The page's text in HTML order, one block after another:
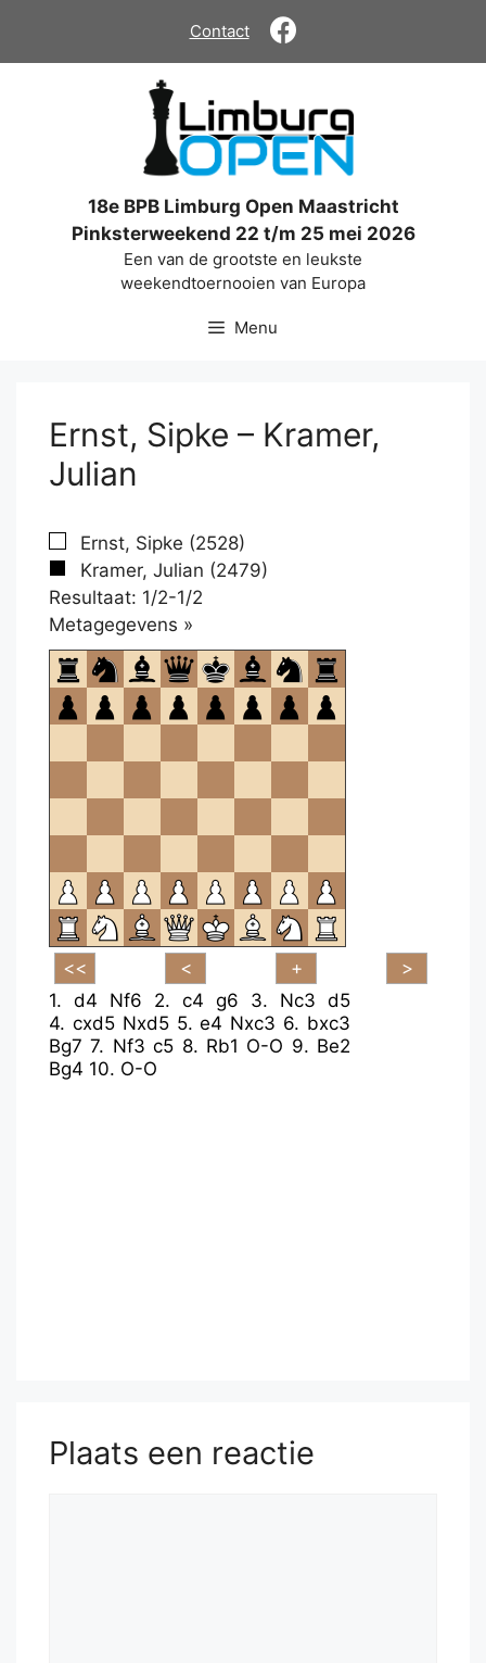
de
Contact
18e BPB Limburg Open Maastricht
Pinksterweekend 22 t/m 25 mei 2026
Een van de grootste en leukste
weekendtoernooien van Europa
Menu
Ernst, Sipke – Kramer,
Julian
Ernst, Sipke (2528)
Kramer, Julian (2479)
Resultaat: 1/2-1/2
Metagegevens »
om
te
openen.
1. d4 Nf6 2. c4 g6 3. Nc3 d5
4. cxd5 Nxd5 5.e4 Nxc3 6. bxc3
Bg7 7. Nf3 c5 8. Rb1 O-O 9. Be2
Bg4 10. O-O
Plaats een reactie